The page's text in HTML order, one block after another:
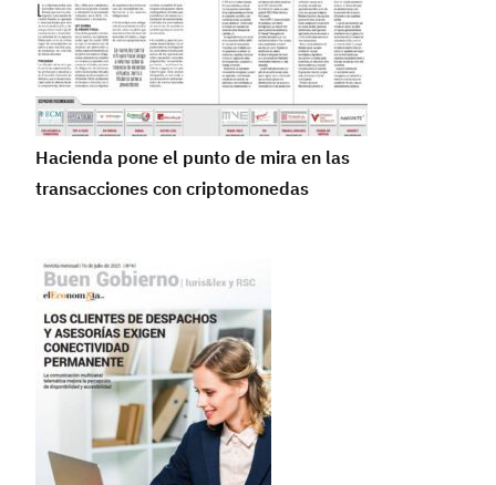
Hacienda pone el punto de mira en las
transacciones con criptomonedas